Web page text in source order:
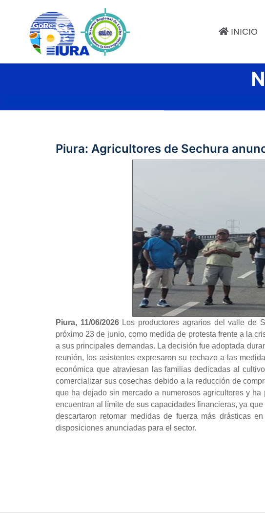
INICIO
Piura: Agricultores de Sechura
Piura, 11/06/2026 Los productores agrarios del valle de
próximo 23 de junio, como medida de protesta frente a la
a sus principales demandas. La decisión fue adoptada
reunión, los asistentes expresaron su rechazo a las
económica que atraviesan las familias dedicadas al
comercializar sus cosechas debido a la reducción de
que ha dejado sin mercado a numerosos agricultores y
encuentran al límite de sus capacidades financieras, ya
descartaron retomar medidas de fuerza más drásticas
disposiciones anunciadas para el sector.